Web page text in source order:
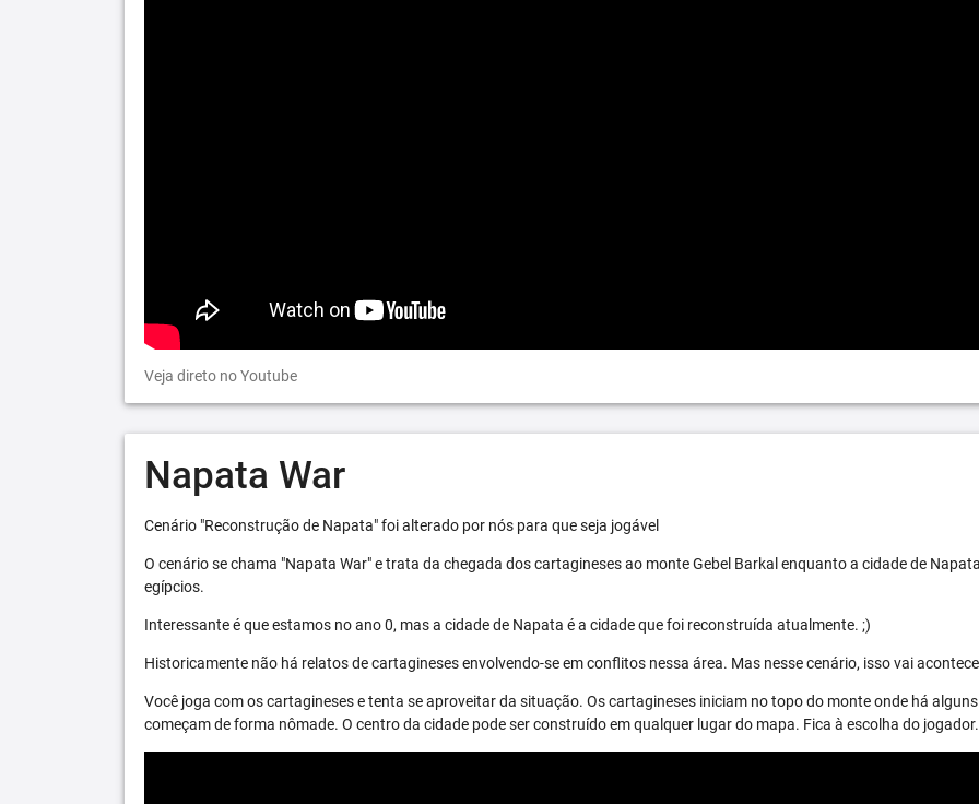
Veja direto no Youtube
Napata War
Cenário "Reconstrução de Napata" foi alterado por nós para que seja jogável
O cenário se chama "Napata War" e trata da chegada dos cartagineses ao monte Gebel Barkal enquanto a cidade de
egípcios.
Interessante é que estamos no ano 0, mas a cidade de Napata é a cidade que foi reconstruída atualmente. ;)
Historicamente não há relatos de cartagineses envolvendo-se em conflitos nessa área. Mas nesse cenário, isso vai
Você joga com os cartagineses e tenta se aproveitar da situação. Os cartagineses iniciam no topo do monte onde há
começam de forma nômade. O centro da cidade pode ser construído em qualquer lugar do mapa. Fica à escolha do jogador.